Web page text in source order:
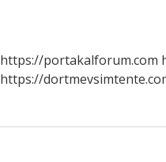
https://portakalforum.com
https://